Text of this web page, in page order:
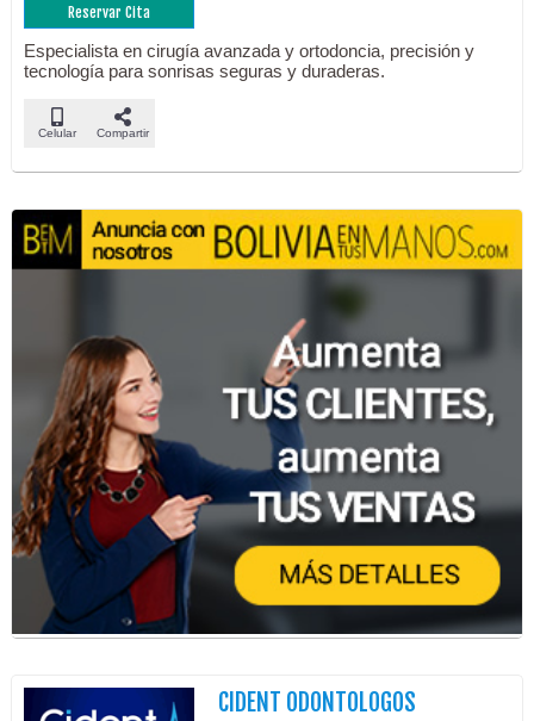
Reservar Cita
Especialista en cirugía avanzada y ortodoncia, precisión y
tecnología para sonrisas seguras y duraderas.
Celular Compartir
CIDENT ODONTOLOGOS